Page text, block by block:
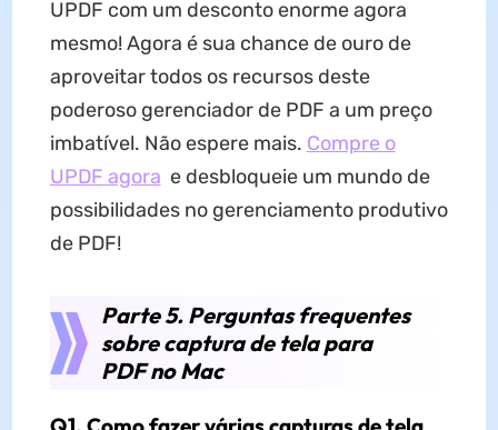
UPDF com um desconto enorme agora
mesmo! Agora é sua chance de ouro de
aproveitar todos os recursos deste
poderoso gerenciador de PDF a um preço
imbatível. Não espere mais. Compre o
UPDF agora e desbloqueie um mundo de
possibilidades no gerenciamento produtivo
de PDF!
Parte 5. Perguntas frequentes
sobre captura de tela para
PDF no Mac